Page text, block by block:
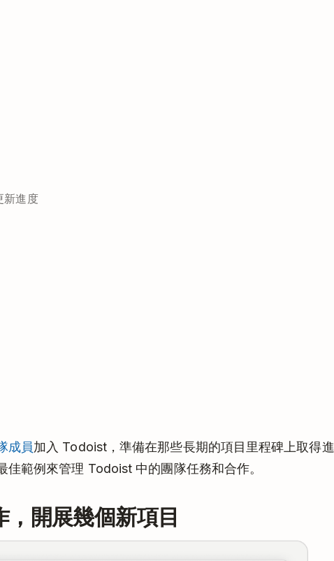
新進度
成員加入 Todoist，準備在那些長期的項目里程碑上取得進
佳範例來管理 Todoist 中的團隊任務和合作。
，開展幾個新項目